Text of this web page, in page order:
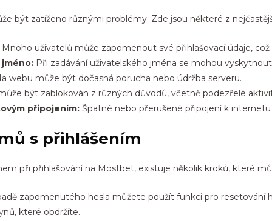
být zatíženo různými problémy. Zde jsou některé z
Mnoho uživatelů může zapomenout své přihlašovací údaje,
Při zadávání uživatelského jména se mohou
webu může být dočasná porucha nebo údržba serveru.
být zablokován z různých důvodů, včetně podezřelé
připojením: Špatné nebo přerušené připojení k
s přihlášením
při přihlašování na Mostbet, existuje několik kroků, které
zapomenutého hesla můžete použít funkci pro resetování
které obdržíte.